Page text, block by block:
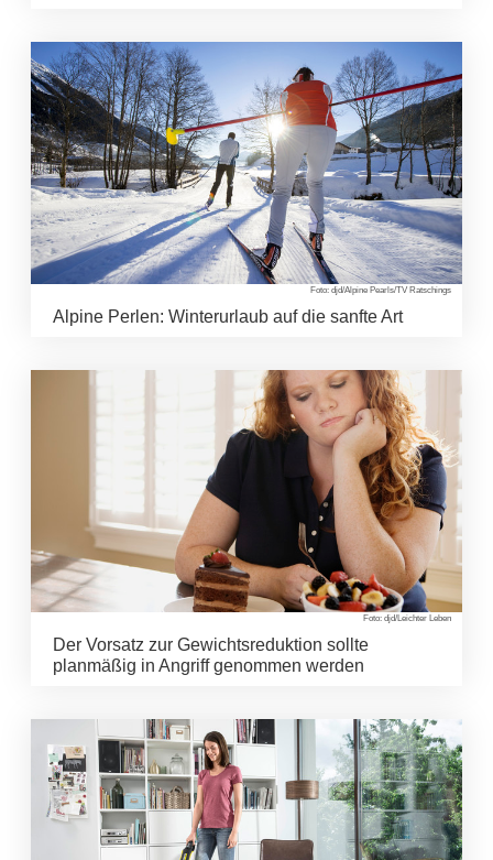
Foto: djd/Alpine Pearls/TV Ratschings
Alpine Perlen: Winterurlaub auf die sanfte Art
Foto: djd/Leichter Leben
Der Vorsatz zur Gewichtsreduktion sollte
planmäßig in Angriff genommen werden